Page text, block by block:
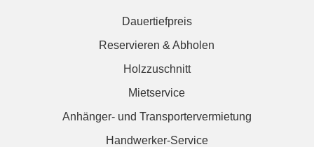
Dauertiefpreis
Reservieren & Abholen
Holzzuschnitt
Mietservice
Anhänger- und Transportervermietung
Handwerker-Service